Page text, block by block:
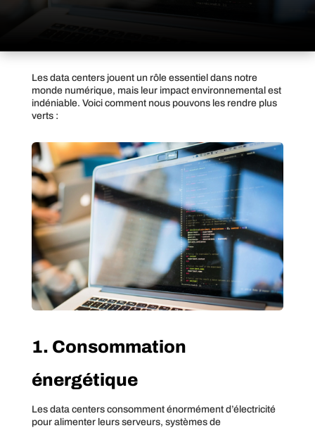
Les data centers jouent un rôle essentiel dans notre
monde numérique, mais leur impact environnemental est
indéniable. Voici comment nous pouvons les rendre plus
verts :
1. Consommation
énergétique
Les data centers consomment énormément d’électricité
pour alimenter leurs serveurs, systèmes de